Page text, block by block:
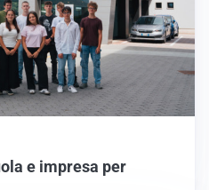
e impresa per